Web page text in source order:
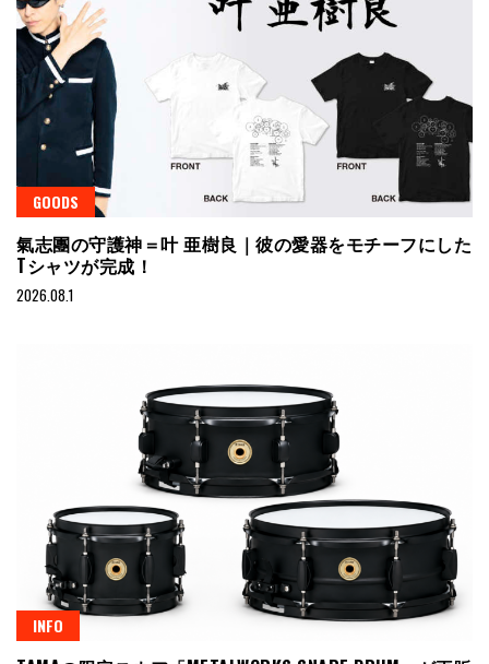
GOODS
氣志團の守護神＝叶 亜樹良｜彼の愛器をモチーフにした
Tシャツが完成！
2026.08.1
INFO